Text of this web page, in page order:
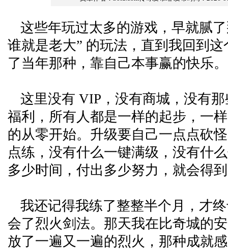
这些年玩过太多的游戏，早就腻
谁就是老大” 的玩法，直到我回到
了当年那种，靠自己本事赢的快乐。
这里没有 VIP，没有商城，没有
福利，所有人都是一样的起步，一
的从零开始。升级要自己一点点砍
点练，没有什么一键满级，没有什
多少时间，付出多少努力，就会得
我还记得我练了整整半个月，才
会了烈火剑法。那天我在比奇城的
放了一遍又一遍的烈火，那种成就